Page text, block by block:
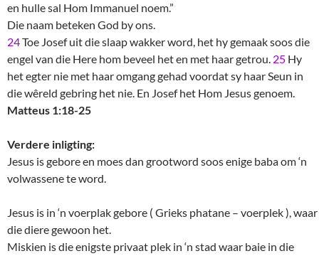
en hulle sal Hom Immanuel noem.”
Die naam beteken God by ons.
24Toe Josef uit die slaap wakker word, het hy gemaak soos die
engel van die Here hom beveel het en met haar getrou. 25 Hy
het egter nie met haar omgang gehad voordat sy haar Seun in
die wêreld gebring het nie. En Josef het Hom Jesus genoem.
Matteus 1:18-25
Verdere inligting:
Jesus is gebore en moes dan grootword soos enige baba om ‘n
volwassene te word.
Jesus is in ‘n voerplak gebore ( Grieks phatane – voerplek ), waar
die diere gewoon het.
Miskien is die enigste privaat plek in ‘n stad waar baie in die